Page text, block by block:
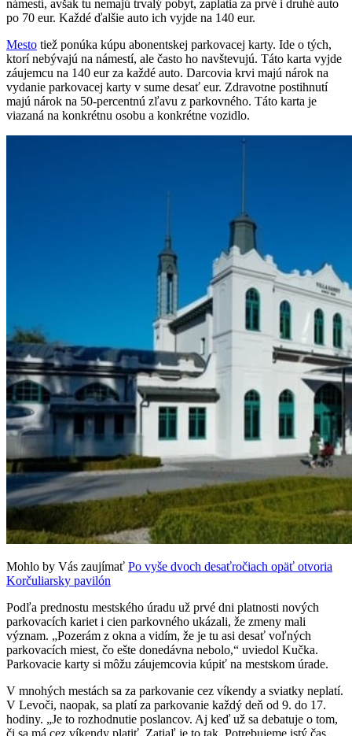
námestí, avšak tu nemajú trvalý pobyt, zaplatia za prvé i druhé auto
po 70 eur. Každé ďalšie auto ich vyjde na 140 eur.
Mesto tiež ponúka kúpu abonentskej parkovacej karty. Ide o tých,
ktorí nebývajú na námestí, ale často ho navštevujú. Táto karta vyjde
záujemcu na 140 eur za každé auto. Darcovia krvi majú nárok na
vydanie parkovacej karty v sume desať eur. Zdravotne postihnutí
majú nárok na 50-percentnú zľavu z parkovného. Táto karta je
viazaná na konkrétnu osobu a konkrétne vozidlo.
Mohlo by Vás zaujímať Po vyše dvoch desaťročiach opäť otvoria
Korčuliarsky pavilón
Podľa prednostu mestského úradu už prvé dni platnosti nových
parkovacích kariet i cien parkovného ukázali, že zmeny mali
význam. „Pozerám z okna a vidím, že je tu asi desať voľných
parkovacích miest, čo ešte donedávna nebolo,“ uviedol Kučka.
Parkovacie karty si môžu záujemcovia kúpiť na mestskom úrade.
V mnohých mestách sa za parkovanie cez víkendy a sviatky neplatí.
V Levoči, naopak, sa platí za parkovanie každý deň od 9. do 17.
hodiny. „Je to rozhodnutie poslancov. Aj keď už sa debatuje o tom,